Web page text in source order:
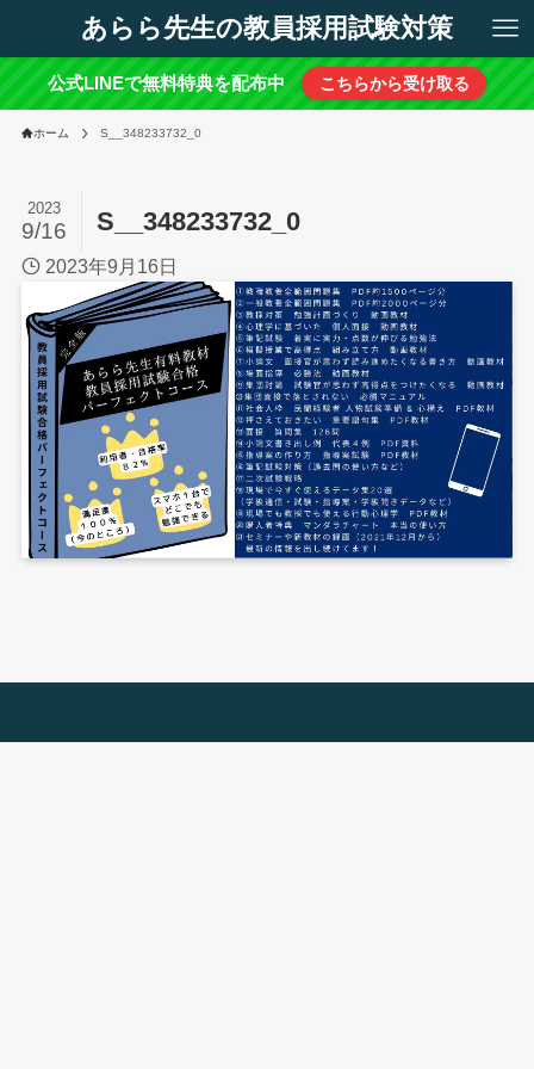
あらら先生の教員採用試験対策
公式LINEで無料特典を配布中 こちらから受け取る
ホーム S__348233732_0
S__348233732_0
2023
9/16
2023年9月16日